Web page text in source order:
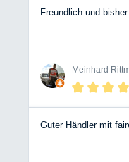
Freundlich und
Meinhard
Guter Händler mit